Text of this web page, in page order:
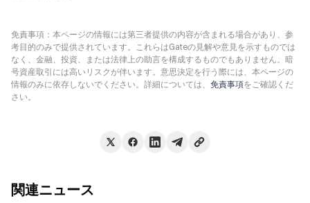
免責事項：本ページの情報には第三者提供の内容が含まれる場合があり、参
考目的のみで提供されています。これらはGateの見解や意見を示すものでは
なく、金融、投資、または法律上の助言を構成するものでもありません。暗
号資産取引には高いリスクが伴います。意思決定を行う際には、本ページの
情報のみに依存しないでください。詳細については、 免責事項をご確認くだ
さい。
関連ニュース